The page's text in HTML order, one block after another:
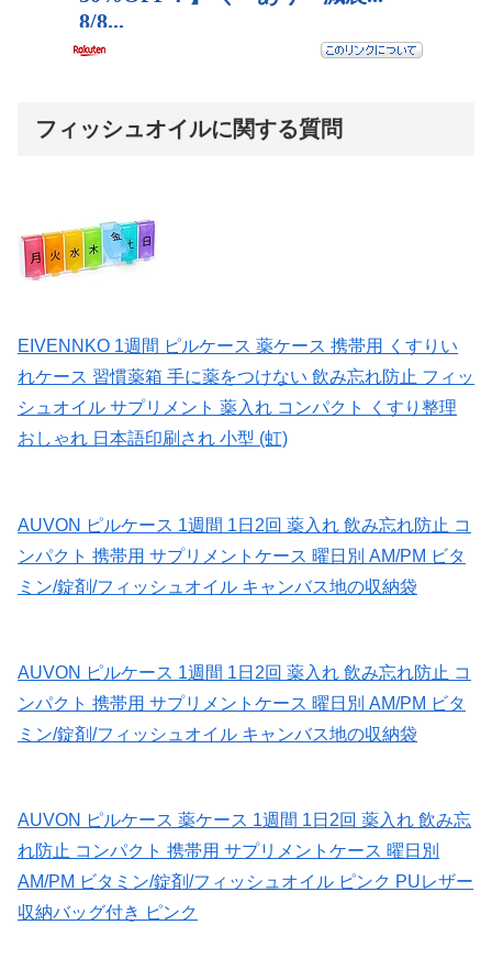
フィッシュオイルに関する質問
EIVENNKO 1週間 ピルケース 薬ケース 携帯用 くすりい
れケース 習慣薬箱 手に薬をつけない 飲み忘れ防止 フィッ
シュオイル サプリメント 薬入れ コンパクト くすり整理
おしゃれ 日本語印刷され 小型 (虹)
AUVON ピルケース 1週間 1日2回 薬入れ 飲み忘れ防止 コ
ンパクト 携帯用 サプリメントケース 曜日別 AM/PM ビタ
ミン/錠剤/フィッシュオイル キャンバス地の収納袋
AUVON ピルケース 1週間 1日2回 薬入れ 飲み忘れ防止 コ
ンパクト 携帯用 サプリメントケース 曜日別 AM/PM ビタ
ミン/錠剤/フィッシュオイル キャンバス地の収納袋
AUVON ピルケース 薬ケース 1週間 1日2回 薬入れ 飲み忘
れ防止 コンパクト 携帯用 サプリメントケース 曜日別
AM/PM ビタミン/錠剤/フィッシュオイル ピンク PUレザー
収納バッグ付き ピンク